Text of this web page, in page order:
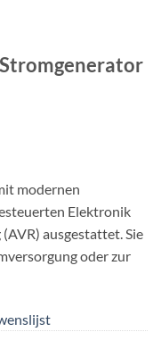
modernen
Elektronik
ausgestattet. Sie
oder zur